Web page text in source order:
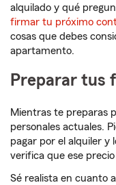
alquilado y qué
firmar tu próximo
cosas que debes
apartamento.
Preparar tus
Mientras te preparas
personales actuales.
pagar por el alquiler y
verifica que ese
Sé realista en cuanto